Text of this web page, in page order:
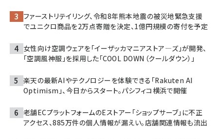
ファーストリテイリング、令和8年熊本地震の被災地緊急支援
でユニクロ商品を2万点寄贈を決定、1億円規模の寄付を予定
女性向け空調ウェアを「イーザッカマニアストア―ズ」が開発、
「空調風神服」を採用した「COOL DOWN（クールダウン）」
楽天の最新AIやテクノロジーを体験できる「Rakuten AI
Optimism」、今日からスタート。パシフィコ横浜で開催
老舗ECプラットフォームのEストアー「ショップサーブ」に不正
アクセス、885万件の個人情報が漏えい。店舗関連情報も流出